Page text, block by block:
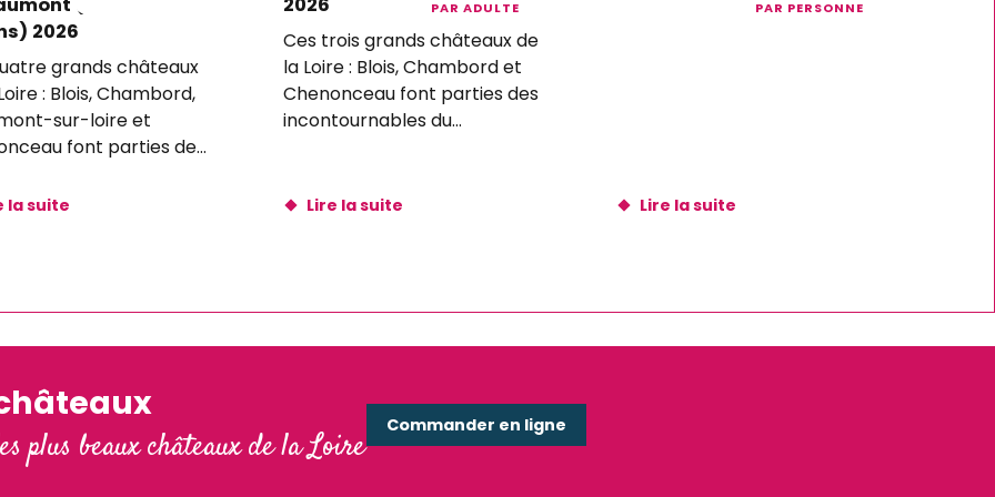
2026
grands châteaux
: Blois, Chambord,
sur-loire et
font parties des
français.
la suite
PAR ADULTE
Ces trois grands châteaux de
la Loire : Blois, Chambord et
Chenonceau font parties des
incontournables du
Lire la suite
PAR PERSONNE
Lire la suite
plus beaux châteaux de la Loire
Commander en ligne